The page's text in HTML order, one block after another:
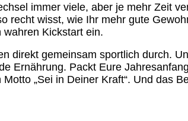
immer viele, aber je mehr Zeit
recht wisst, wie Ihr mehr gute
Kickstart ein.
direkt gemeinsam sportlich durch.
Ernährung. Packt Eure
Motto „Sei in Deiner Kraft“. Und das